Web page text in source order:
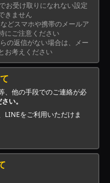
お受け取りになれない設定
きません
どスマホや携帯のメールア
にご注意ください
の返信がない場合は、メー
お考えください
、他の手段でのご連絡が必
い。
LINEをご利用いただけま